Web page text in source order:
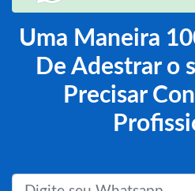
Uma Maneira
De Adestrar o
Precisar